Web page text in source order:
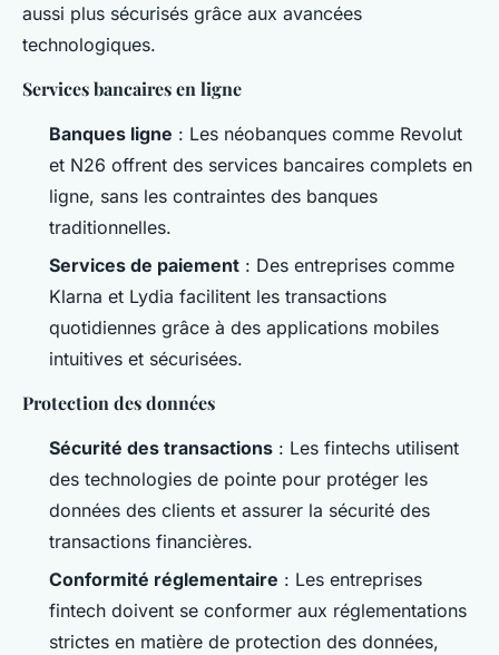
aussi plus sécurisés grâce aux avancées
technologiques.
Services bancaires en ligne
Banques ligne : Les néobanques comme Revolut
et N26 offrent des services bancaires complets en
ligne, sans les contraintes des banques
traditionnelles.
Services de paiement : Des entreprises comme
Klarna et Lydia facilitent les transactions
quotidiennes grâce à des applications mobiles
intuitives et sécurisées.
Protection des données
Sécurité des transactions : Les fintechs utilisent
des technologies de pointe pour protéger les
données des clients et assurer la sécurité des
transactions financières.
Conformité réglementaire : Les entreprises
fintech doivent se conformer aux réglementations
strictes en matière de protection des données,